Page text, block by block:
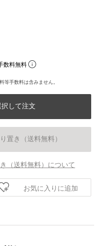
数料無料
等手数料は含みません。
して注文
置き（送料無料）
（送料無料）について
お気に入りに追加